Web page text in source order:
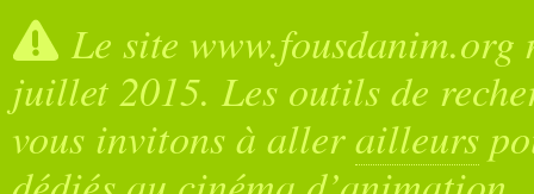
Le site
juillet 2015. Les outils de
vous invitons à allerailleurs